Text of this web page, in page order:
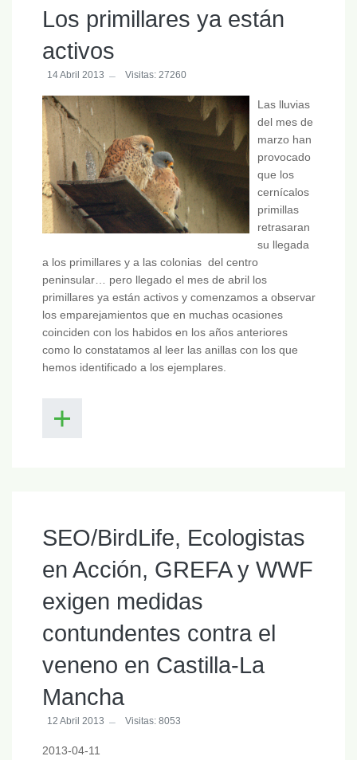
Los primillares ya están
activos
14 Abril 2013 Visitas: 27260
Las lluvias
del mes de
marzo han
provocado
que los
cernícalos
primillas
retrasaran
su llegada
a los primillares y a las colonias del centro
peninsular… pero llegado el mes de abril los
primillares ya están activos y comenzamos a observar
los emparejamientos que en muchas ocasiones
coinciden con los habidos en los años anteriores
como lo constatamos al leer las anillas con los que
hemos identificado a los ejemplares.
SEO/BirdLife, Ecologistas
en Acción, GREFA y WWF
exigen medidas
contundentes contra el
veneno en Castilla-La
Mancha
12 Abril 2013 Visitas: 8053
2013-04-11